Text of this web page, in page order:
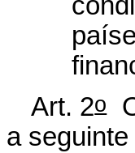
Art. 2o
a